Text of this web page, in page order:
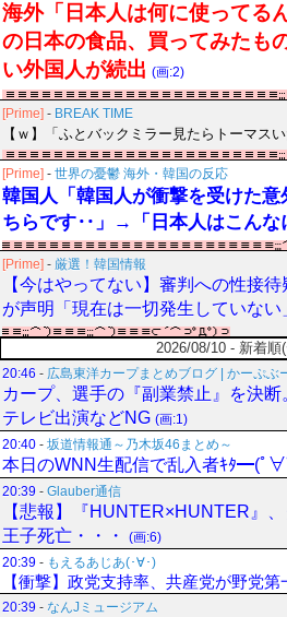
海外「日本人は何に使ってる
の日本の食品、買ってみたも
い外国人が続出 (画:2)
[Prime] - BREAK TIME
【ｗ】「ふとバックミラー見たらトーマス
[Prime] - 世界の憂鬱 海外・韓国の反応
韓国人「韓国人が衝撃を受けた
ちらです‥」→「日本人はこんな
[Prime] - 厳選！韓国情報
【今はやってない】審判への性接
が声明「現在は一切発生していない
2026/08/10 - 新着順
20:46 - 広島東洋カープまとめブログ | かーぷぶ
カープ、選手の『副業禁止』を決
テレビ出演などNG (画:1)
20:40 - 坂道情報通～乃木坂46まとめ～
本日のWNN生配信で乱入者ｷﾀ━(ﾟ∀
20:39 - Glauber通信
【悲報】『HUNTER×HUNTER』
王子死亡・・・
(画:6)
20:39 - もえるあじあ(･∀･)
【衝撃】政党支持率、共産党が野党第
20:39 - なんJミュージアム